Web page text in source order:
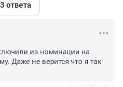
ответа
из номинации на
Даже не верится что я так